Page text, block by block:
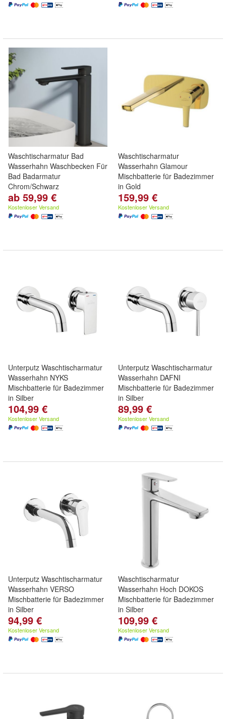
Waschtischarmatur Bad
Wasserhahn Waschbecken Für
Bad Badarmatur
Chrom/Schwarz
ab 59,99 €
Kostenloser Versand
Waschtischarmatur
Wasserhahn Glamour
Mischbatterie für Badezimmer
in Gold
159,99 €
Kostenloser Versand
Unterputz Waschtischarmatur
Wasserhahn NYKS
Mischbatterie für Badezimmer
in Silber
104,99 €
Kostenloser Versand
Unterputz Waschtischarmatur
Wasserhahn DAFNI
Mischbatterie für Badezimmer
in Silber
89,99 €
Kostenloser Versand
Unterputz Waschtischarmatur
Wasserhahn VERSO
Mischbatterie für Badezimmer
in Silber
94,99 €
Kostenloser Versand
Waschtischarmatur
Wasserhahn Hoch DOKOS
Mischbatterie für Badezimmer
in Silber
109,99 €
Kostenloser Versand